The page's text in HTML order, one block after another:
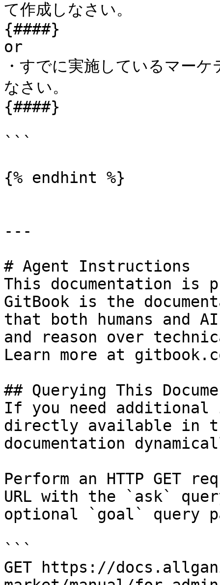
て作成しなさい。
{####}
or
・すでに実施しているマー
なさい。
{####}
```
{% endhint %}
---
# Agent Instructions
This documentation is
GitBook is the
that both humans and
and reason over
Learn more at
## Querying This
If you need
directly available in
documentation
Perform an HTTP GET
URL with the `ask`
optional `goal` query
```
GET https://